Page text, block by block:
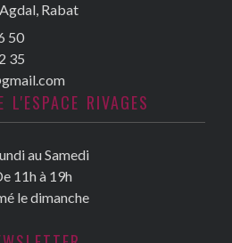
Rabat
50
35
L'ESPACE RIVAGES
au Samedi
11h à 19h
le dimanche